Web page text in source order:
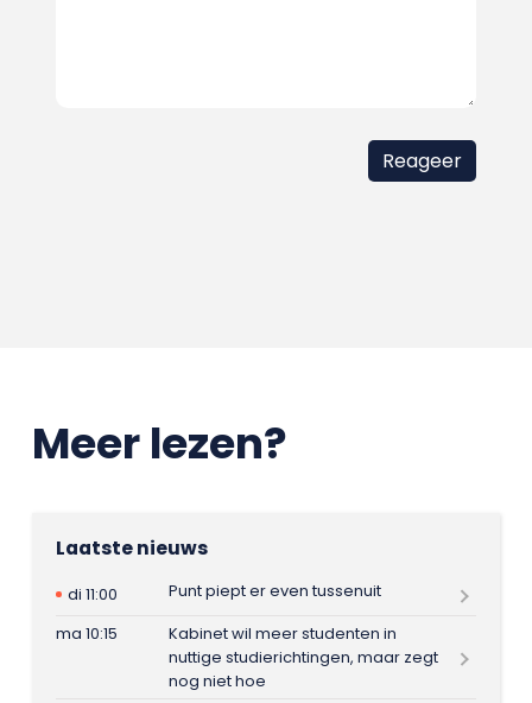
Meer lezen?
Laatste nieuws
di 11:00
Punt piept er even tussenuit
ma 10:15
Kabinet wil meer studenten in
nuttige studierichtingen, maar zegt
nog niet hoe